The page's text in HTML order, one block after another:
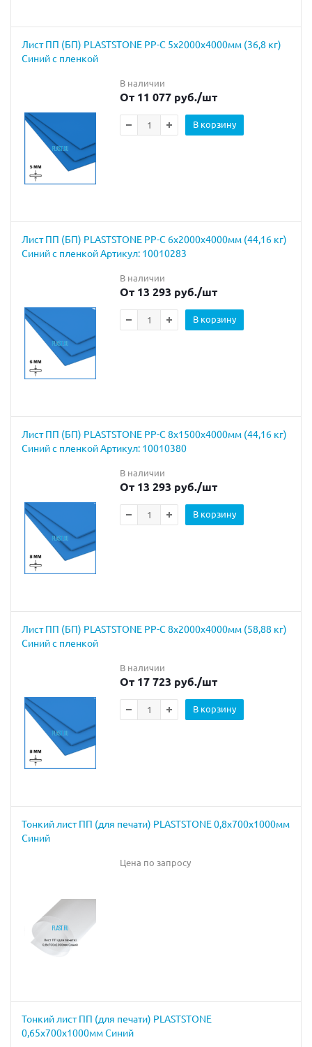
Лист ПП (БП) PLASTSTONE PP-C 5х2000х4000мм (36,8 кг)
Синий с пленкой
В наличии
От 11 077 руб./шт
В корзину
Лист ПП (БП) PLASTSTONE PP-C 6х2000х4000мм (44,16 кг)
Синий с пленкой Артикул: 10010283
В наличии
От 13 293 руб./шт
В корзину
Лист ПП (БП) PLASTSTONE PP-C 8х1500х4000мм (44,16 кг)
Синий с пленкой Артикул: 10010380
В наличии
От 13 293 руб./шт
В корзину
Лист ПП (БП) PLASTSTONE PP-C 8х2000х4000мм (58,88 кг)
Синий с пленкой
В наличии
От 17 723 руб./шт
В корзину
Тонкий лист ПП (для печати) PLASTSTONE 0,8х700х1000мм
Синий
Цена по запросу
Тонкий лист ПП (для печати) PLASTSTONE
0,65х700х1000мм Синий